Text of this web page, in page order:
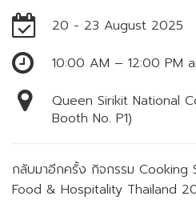
Energy-saving Water Heaters
Thaisteward
Articles of
Other
Memorandum of
Stock
20 - 23 August 2025
10:00 AM – 12:00 PM
Queen Sirikit National
Booth No. P1)
กลับมาอีกครั้ง กิจกรรม Cooking
Food & Hospitality Thailand